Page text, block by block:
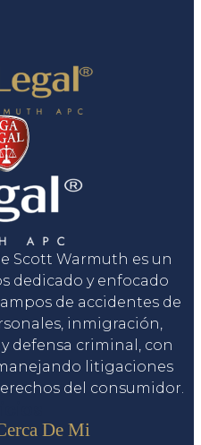
Scott Warmuth es un
dedicado y enfocado
de accidentes de
inmigración,
defensa criminal, con
litigaciones
del consumidor.
De Mi